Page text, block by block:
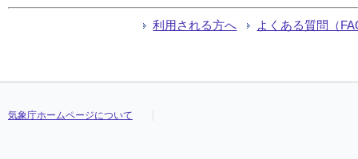
利用される方へ よくある質問（
気象庁ホームページについて